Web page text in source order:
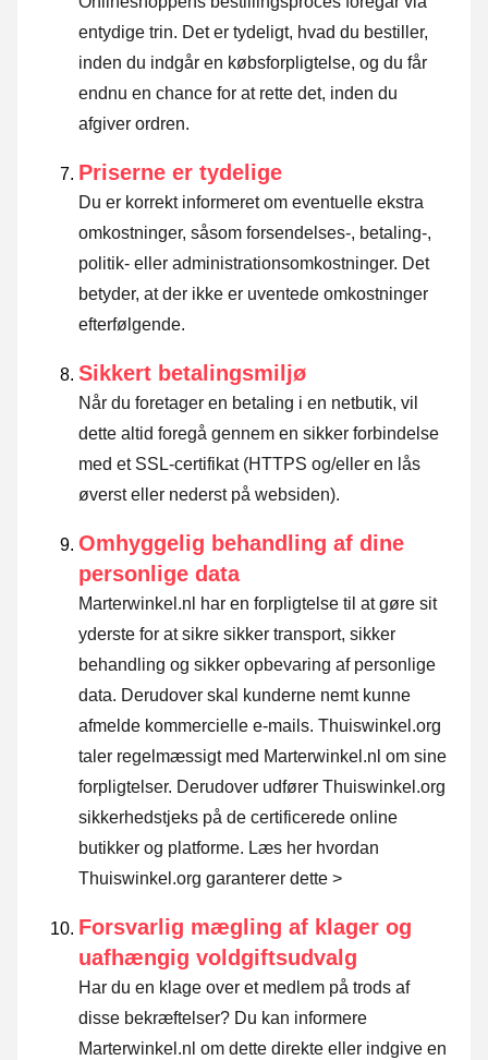
entydige trin. Det er tydeligt, hvad du bestiller,
inden du indgår en købsforpligtelse, og du får
endnu en chance for at rette det, inden du
afgiver ordren.
Priserne er tydelige
Du er korrekt informeret om eventuelle ekstra
omkostninger, såsom forsendelses-, betaling-,
politik- eller administrationsomkostninger. Det
betyder, at der ikke er uventede omkostninger
efterfølgende.
Sikkert betalingsmiljø
Når du foretager en betaling i en netbutik, vil
dette altid foregå gennem en sikker forbindelse
med et SSL-certifikat (HTTPS og/eller en lås
øverst eller nederst på websiden).
Omhyggelig behandling af dine
personlige data
Marterwinkel.nl har en forpligtelse til at gøre sit
yderste for at sikre sikker transport, sikker
behandling og sikker opbevaring af personlige
data. Derudover skal kunderne nemt kunne
afmelde kommercielle e-mails. Thuiswinkel.org
taler regelmæssigt med Marterwinkel.nl om sine
forpligtelser. Derudover udfører Thuiswinkel.org
sikkerhedstjeks på de certificerede online
butikker og platforme. Læs her hvordan
Thuiswinkel.org garanterer dette >
Forsvarlig mægling af klager og
uafhængig voldgiftsudvalg
Har du en klage over et medlem på trods af
disse bekræftelser? Du kan informere
Marterwinkel.nl om dette direkte eller indgive en